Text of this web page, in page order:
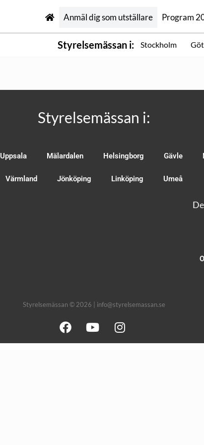
Anmäl dig som utställare Program
Styrelsemässan i: Stockholm
Styrelsemässan i:
Uppsala Mälardalen Helsingborg Gävle
Värmland Jönköping Linköping Umeå
Styrelsemässan © 2026 | info@styrelsemassan.se